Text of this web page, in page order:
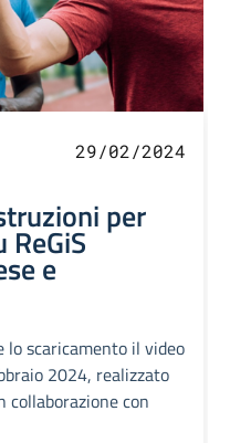
29/02/2024
per
e
lo scaricamento il video
2024, realizzato
con